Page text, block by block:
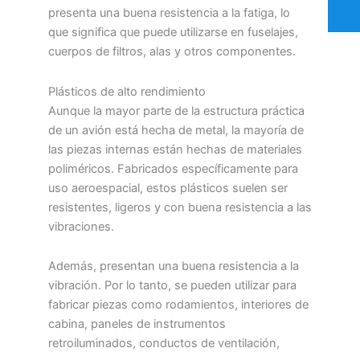
presenta una buena resistencia a la fatiga, lo
que significa que puede utilizarse en fuselajes,
cuerpos de filtros, alas y otros componentes.
Plásticos de alto rendimiento
Aunque la mayor parte de la estructura práctica
de un avión está hecha de metal, la mayoría de
las piezas internas están hechas de materiales
poliméricos. Fabricados específicamente para
uso aeroespacial, estos plásticos suelen ser
resistentes, ligeros y con buena resistencia a las
vibraciones.
Además, presentan una buena resistencia a la
vibración. Por lo tanto, se pueden utilizar para
fabricar piezas como rodamientos, interiores de
cabina, paneles de instrumentos
retroiluminados, conductos de ventilación,